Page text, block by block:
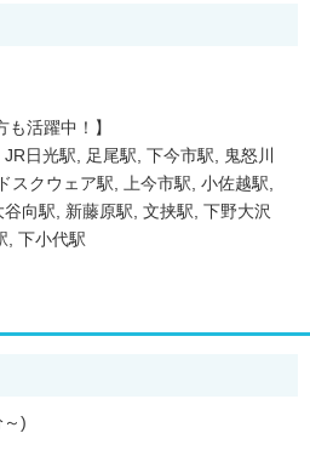
も活躍中！】
日光駅, 足尾駅, 下今市駅, 鬼怒川
スクウェア駅, 上今市駅, 小佐越駅,
向駅, 新藤原駅, 文挟駅, 下野大沢
, 下小代駅
～)